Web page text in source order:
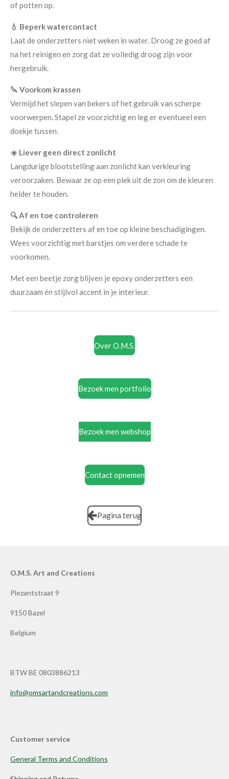
of potten op.
💧 Beperk watercontact
Laat de onderzetters niet weken in water. Droog ze goed af
na het reinigen en zorg dat ze volledig droog zijn voor
hergebruik.
🔪 Voorkom krassen
Vermijd het slepen van bekers of het gebruik van scherpe
voorwerpen. Stapel ze voorzichtig en leg er eventueel een
doekje tussen.
☀️ Liever geen direct zonlicht
Langdurige blootstelling aan zonlicht kan verkleuring
veroorzaken. Bewaar ze op een plek uit de zon om de kleuren
helder te houden.
🔍 Af en toe controleren
Bekijk de onderzetters af en toe op kleine beschadigingen.
Wees voorzichtig met barstjes om verdere schade te
voorkomen.
Met een beetje zorg blijven je epoxy onderzetters een
duurzaam én stijlvol accent in je interieur.
Over O.M.S.
Bezoek men portfolio
Bezoek men webshop
Contact opnemen
Pagina terug
O.M.S. Art and Creations
Plezantstraat 9
9150 Bazel
Belgium
BTW BE 0803886213
info@omsartandcreations.com
Customer service
General Terms and Conditions